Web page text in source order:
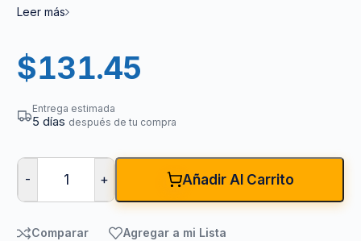
Leer más
$131.45
Entrega estimada
5 días después de tu compra
- + Añadir Al Carrito
Comparar Agregar a mi Lista